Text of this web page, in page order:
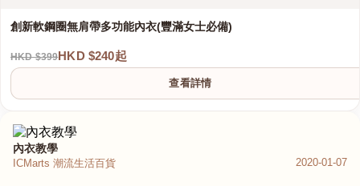
創新軟鋼圈無肩帶多功能內衣(豐滿女士必備)
HKD $399HKD $240起
查看詳情
內衣教學
ICMarts 潮流生活百貨 2020-01-07